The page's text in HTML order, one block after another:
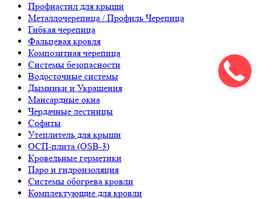
Профнастил для крыши
Металлочерепица / Профиль Черепица
Гибкая черепица
Фальцевая кровля
Композитная черепица
Системы безопасности
Водосточные системы
Дымники и Украшения
Мансардные окна
Чердачные лестницы
Софиты
Утеплитель для крыши
ОСП-плита (OSB-3)
Кровельные герметики
Паро и гидроизоляция
Системы обогрева кровли
Комплектующие для кровли